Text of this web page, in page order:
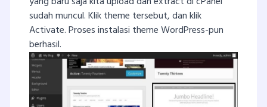
sudah muncul. Klik theme tersebut, dan klik
Activate. Proses instalasi theme WordPress-pun
berhasil.